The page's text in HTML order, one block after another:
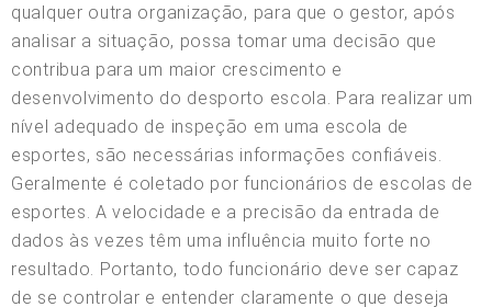
qualquer outra organização, para que o gestor, após
analisar a situação, possa tomar uma decisão que
contribua para um maior crescimento e
desenvolvimento do desporto escola. Para realizar um
nível adequado de inspeção em uma escola de
esportes, são necessárias informações confiáveis.
Geralmente é coletado por funcionários de escolas de
esportes. A velocidade e a precisão da entrada de
dados às vezes têm uma influência muito forte no
resultado. Portanto, todo funcionário deve ser capaz
de se controlar e entender claramente o que deseja